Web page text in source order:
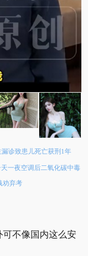
诊致患儿死亡获刑1年
一夜空调后二氧化碳中毒
劝弃考
不像国内这么安